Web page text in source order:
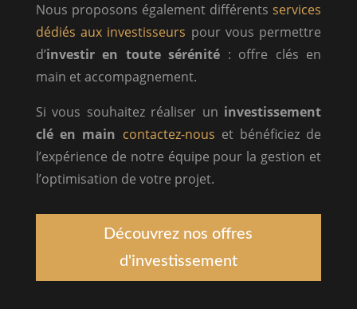
Nous proposons également différentsservices
dédiés aux investisseurs pour vous permettre
d’investir en toute sérénité : offre clés en
main et accompagnement.
Si vous souhaitez réaliser un investissement
clé en main contactez-nous et bénéficiez de
l’expérience de notre équipe pour la gestion et
l’optimisation de votre projet.
Découvrez nos offres
d'investissement